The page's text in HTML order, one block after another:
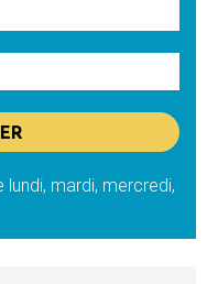
mardi, mercredi,